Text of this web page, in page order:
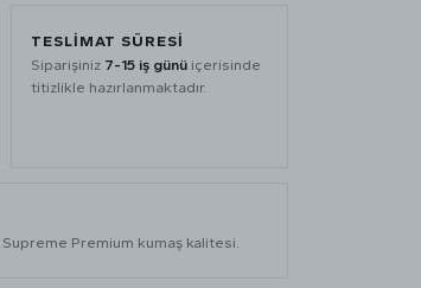
TESLIMAT SÜRESI
Siparişiniz 7-15 iş günü içerisinde
titizlikle hazırlanmaktadır.
Supreme Premium kumaş kalitesi.